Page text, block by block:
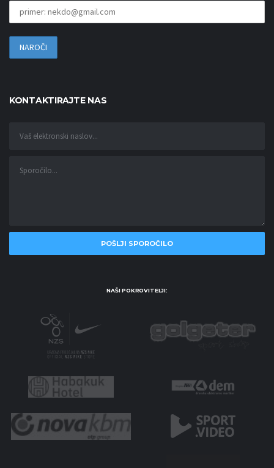
KONTAKTIRAJTE NAS
NAŠI POKROVITELJI: